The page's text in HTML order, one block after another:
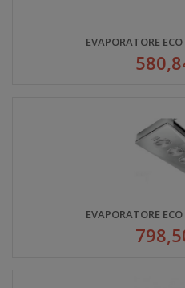
EVAPORATORE
EVAPORATORE